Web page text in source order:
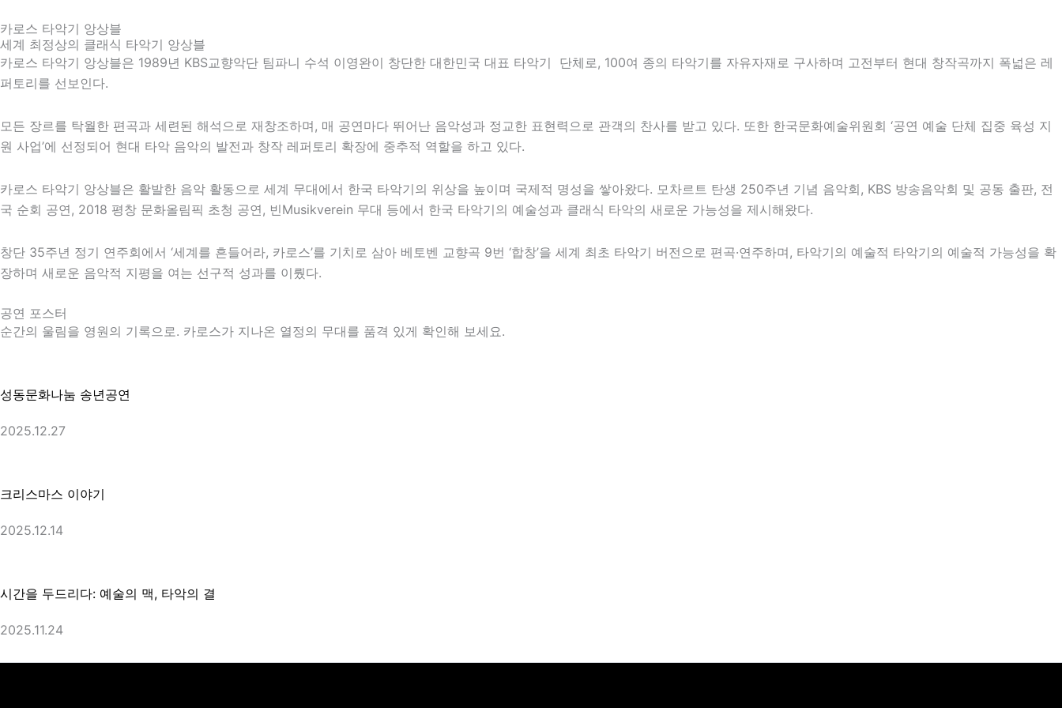
카로스 타악기 앙상블
세계 최정상의 클래식 타악기 앙상블
카로스 타악기 앙상블은 1989년 KBS교향악단 팀파니 수석 이영완이 창단한 대한민국 대표 타악기 단체로, 100여 종의 타악기를 자유자재로 구사하며 고전부터 현대 창작곡까지 폭넓은 레
퍼토리를 선보인다.
모든 장르를 탁월한 편곡과 세련된 해석으로 재창조하며, 매 공연마다 뛰어난 음악성과 정교한 표현력으로 관객의 찬사를 받고 있다. 또한 한국문화예술위원회 ‘공연 예술 단체 집중 육성 지
원 사업’에 선정되어 현대 타악 음악의 발전과 창작 레퍼토리 확장에 중추적 역할을 하고 있다.
카로스 타악기 앙상블은 활발한 음악 활동으로 세계 무대에서 한국 타악기의 위상을 높이며 국제적 명성을 쌓아왔다. 모차르트 탄생 250주년 기념 음악회, KBS 방송음악회 및 공동 출판, 전
국 순회 공연, 2018 평창 문화올림픽 초청 공연, 빈Musikverein 무대 등에서 한국 타악기의 예술성과 클래식 타악의 새로운 가능성을 제시해왔다.
창단 35주년 정기 연주회에서 ‘세계를 흔들어라, 카로스’를 기치로 삼아 베토벤 교향곡 9번 ‘합창’을 세계 최초 타악기 버전으로 편곡·연주하며, 타악기의 예술적 타악기의 예술적 가능성을 확
장하며 새로운 음악적 지평을 여는 선구적 성과를 이뤘다.
공연 포스터
순간의 울림을 영원의 기록으로. 카로스가 지나온 열정의 무대를 품격 있게 확인해 보세요.
성동문화나눔 송년공연
2025.12.27
크리스마스 이야기
2025.12.14
시간을 두드리다: 예술의 맥, 타악의 결
2025.11.24